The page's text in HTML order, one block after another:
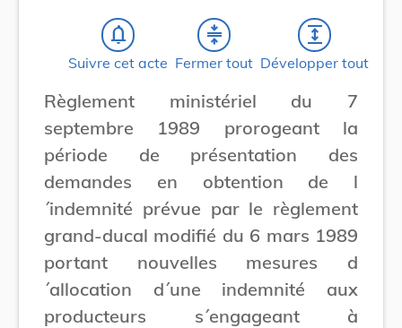
notifications_none
Suivre cet acte
compress
Fermer tout
expand
Développer tout
Règlement ministériel du 7
septembre 1989 prorogeant la
période de présentation des
demandes en obtention de l
´indemnité prévue par le règlement
grand-ducal modifié du 6 mars 1989
portant nouvelles mesures d
´allocation d´une indemnité aux
producteurs s´engageant à